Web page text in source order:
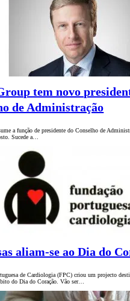
tem novo
de Administração
a função de presidente do Conselho de
Sucede a…
aliam-se ao Dia do
de Cardiologia (FPC) criou um projecto
do Dia do Coração. Vão ser…